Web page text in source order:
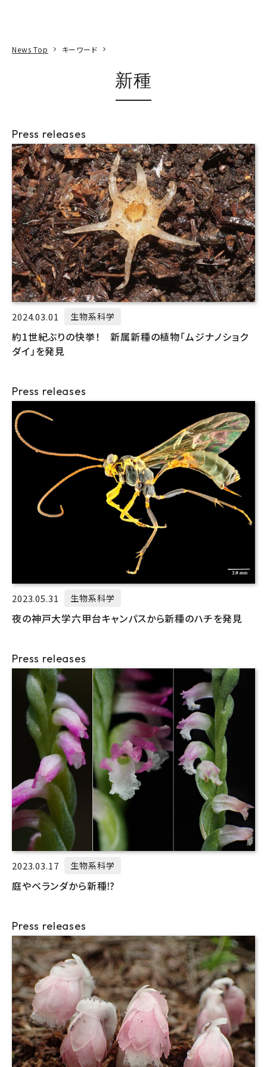
News Top キーワード
新種
Press releases
2024.03.01 生物系科学
約1世紀ぶりの快挙！ 新属新種の植物「ムジナノショク
ダイ」を発見
Press releases
2023.05.31 生物系科学
夜の神戸大学六甲台キャンパスから新種のハチを発見
Press releases
2023.03.17 生物系科学
庭やベランダから新種⁉
Press releases